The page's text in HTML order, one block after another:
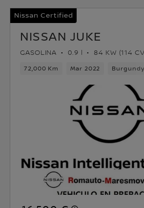
Nissan Certified
NISSAN JUKE
GASOLINA 0.9 l 84 KW (114
72,000 Km Mar 2022